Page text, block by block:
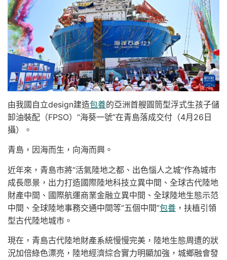
由我國自立design建造包養的亞洲首艘圓筒型浮式生孩子儲
卸油裝配（FPSO）“海葵一號”在青島落成交付（4月26日
攝）。
青島，因海而生，向海而興。
近年來，青島市將“活氣陸地之都、出色惱人之城”作為城市
成長愿景，出力打造國際陸地科技立異中間、全球古代陸地
財產中間、國際航運商業金融立異中間、全球陸地生態示范
中間、全球陸地事務交通中間等“五個中間”包養 ，扶植引領
型古代陸地城市。
現在，青島古代陸地財產系統慢慢完美，陸地生態周遭的狀
況加倍綠色漂亮，陸地經濟綜合實力明顯加強，城鄉融會發